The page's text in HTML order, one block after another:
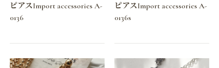
ピアスImport accessories A-
0136
ピアスImport accessories A-
0136s